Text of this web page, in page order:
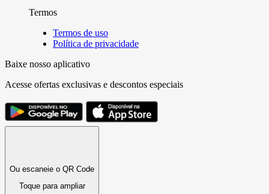
Termos
Termos de uso
Política de privacidade
Baixe nosso aplicativo
Acesse ofertas exclusivas e descontos especiais
Ou escaneie o QR Code
Toque para ampliar